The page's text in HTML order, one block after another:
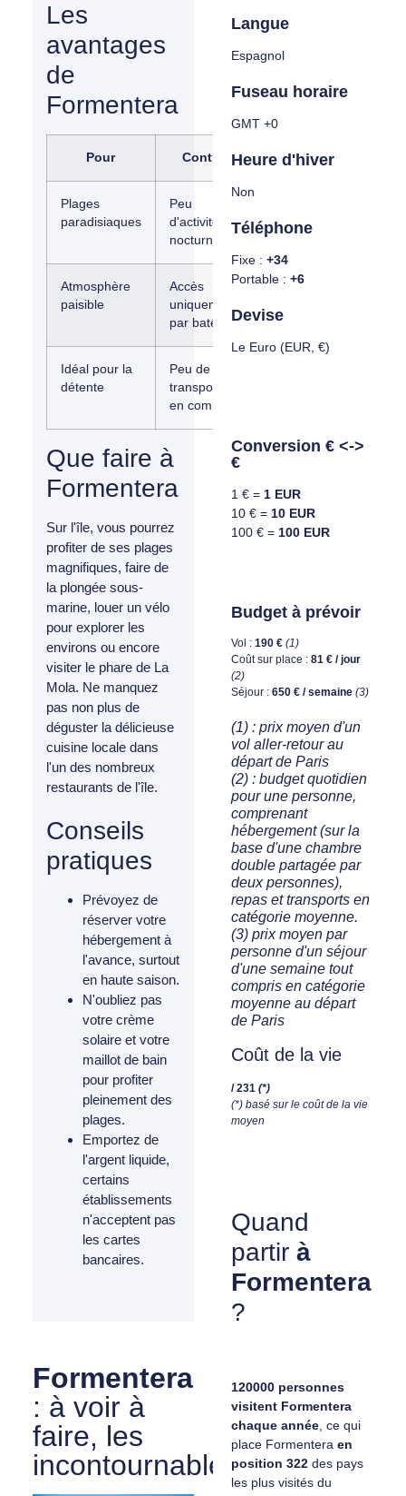
Les
avantages
de
Formentera
Pour Contre
Plages
paradisiaques
Peu
d'activités
nocturnes
Atmosphère
paisible
Accès
uniquement
par bateau
Idéal pour la
détente
Peu de
transports
en commun
Que faire à
Formentera
Sur l'île, vous pourrez
profiter de ses plages
magnifiques, faire de
la plongée sous-
marine, louer un vélo
pour explorer les
environs ou encore
visiter le phare de La
Mola. Ne manquez
pas non plus de
déguster la délicieuse
cuisine locale dans
l'un des nombreux
restaurants de l'île.
Conseils
pratiques
Prévoyez de
réserver votre
hébergement à
l'avance, surtout
en haute saison.
N'oubliez pas
votre crème
solaire et votre
maillot de bain
pour profiter
pleinement des
plages.
Emportez de
l'argent liquide,
certains
établissements
n'acceptent pas
les cartes
bancaires.
Formentera
: à voir à
faire, les
incontournables
Langue
Espagnol
Fuseau horaire
GMT +0
Heure d'hiver
Non
Téléphone
Fixe : +34
Portable : +6
Devise
Le Euro (EUR, €)
Conversion € <->
€
1 € = 1 EUR
10 € = 10 EUR
100 € = 100 EUR
Budget à prévoir
Vol : 190 € (1)
Coût sur place : 81 € / jour
(2)
Séjour : 650 € / semaine (3)
(1) : prix moyen d'un
vol aller-retour au
départ de Paris
(2) : budget quotidien
pour une personne,
comprenant
hébergement (sur la
base d'une chambre
double partagée par
deux personnes),
repas et transports en
catégorie moyenne.
(3) prix moyen par
personne d'un séjour
d'une semaine tout
compris en catégorie
moyenne au départ
de Paris
Coût de la vie
/ 231 (*)
(*) basé sur le coût de la vie
moyen
Quand
partir à
Formentera
?
120000 personnes
visitent Formentera
chaque année , ce qui
place Formentera en
position 322 des pays
les plus visités du